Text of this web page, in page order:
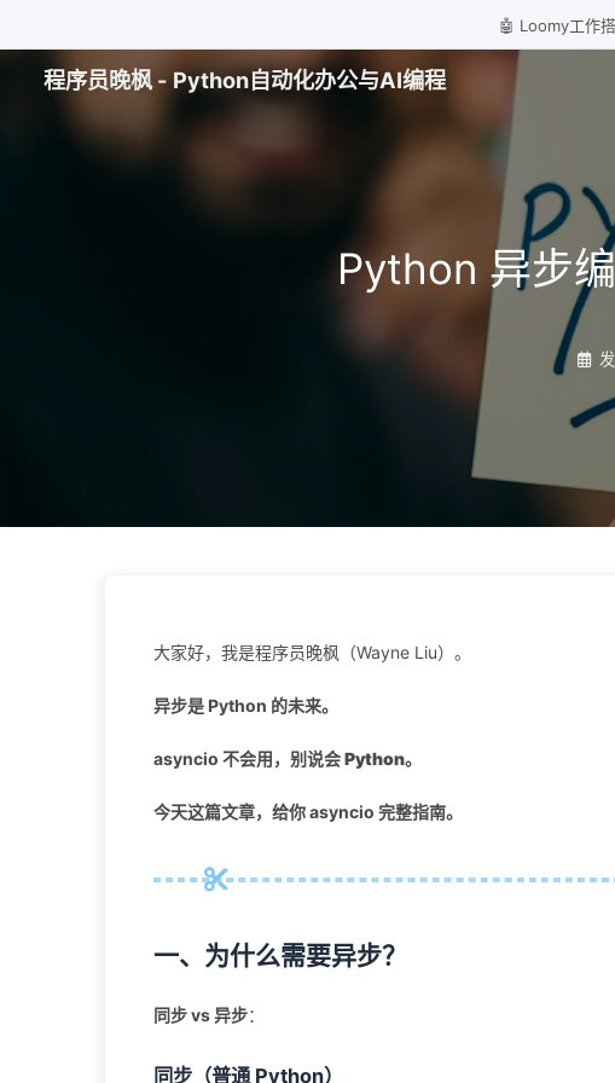
🤖 Loomy工作
程序员晚枫 - Python自动化办公与AI编程
Python 异步
大家好，我是程序员晚枫（Wayne Liu）。
异步是 Python 的未来。
asyncio 不会用， 别说会 Python。
今天这篇文章，给你 asyncio 完整指南。
一、为什么需要异步？
同步 vs 异步：
同步（普通 Python）